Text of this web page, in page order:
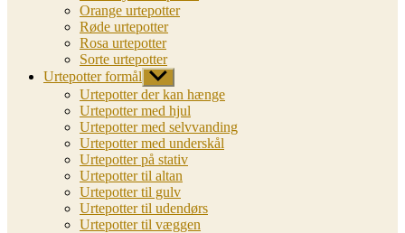
Orange urtepotter
Røde urtepotter
Rosa urtepotter
Sorte urtepotter
Urtepotter formål Vis
undermenu
Urtepotter der kan hænge
Urtepotter med hjul
Urtepotter med selvvanding
Urtepotter med underskål
Urtepotter på stativ
Urtepotter til altan
Urtepotter til gulv
Urtepotter til udendørs
Urtepotter til væggen